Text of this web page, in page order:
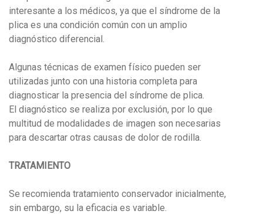
interesante a los médicos, ya que el síndrome de la
plica es una condición común con un amplio
diagnóstico diferencial.
Algunas técnicas de examen físico pueden ser
utilizadas junto con una historia completa para
diagnosticar la presencia del síndrome de plica.
El diagnóstico se realiza por exclusión, por lo que
multitud de modalidades de imagen son necesarias
para descartar otras causas de dolor de rodilla.
TRATAMIENTO
Se recomienda tratamiento conservador inicialmente,
sin embargo, su la eficacia es variable.